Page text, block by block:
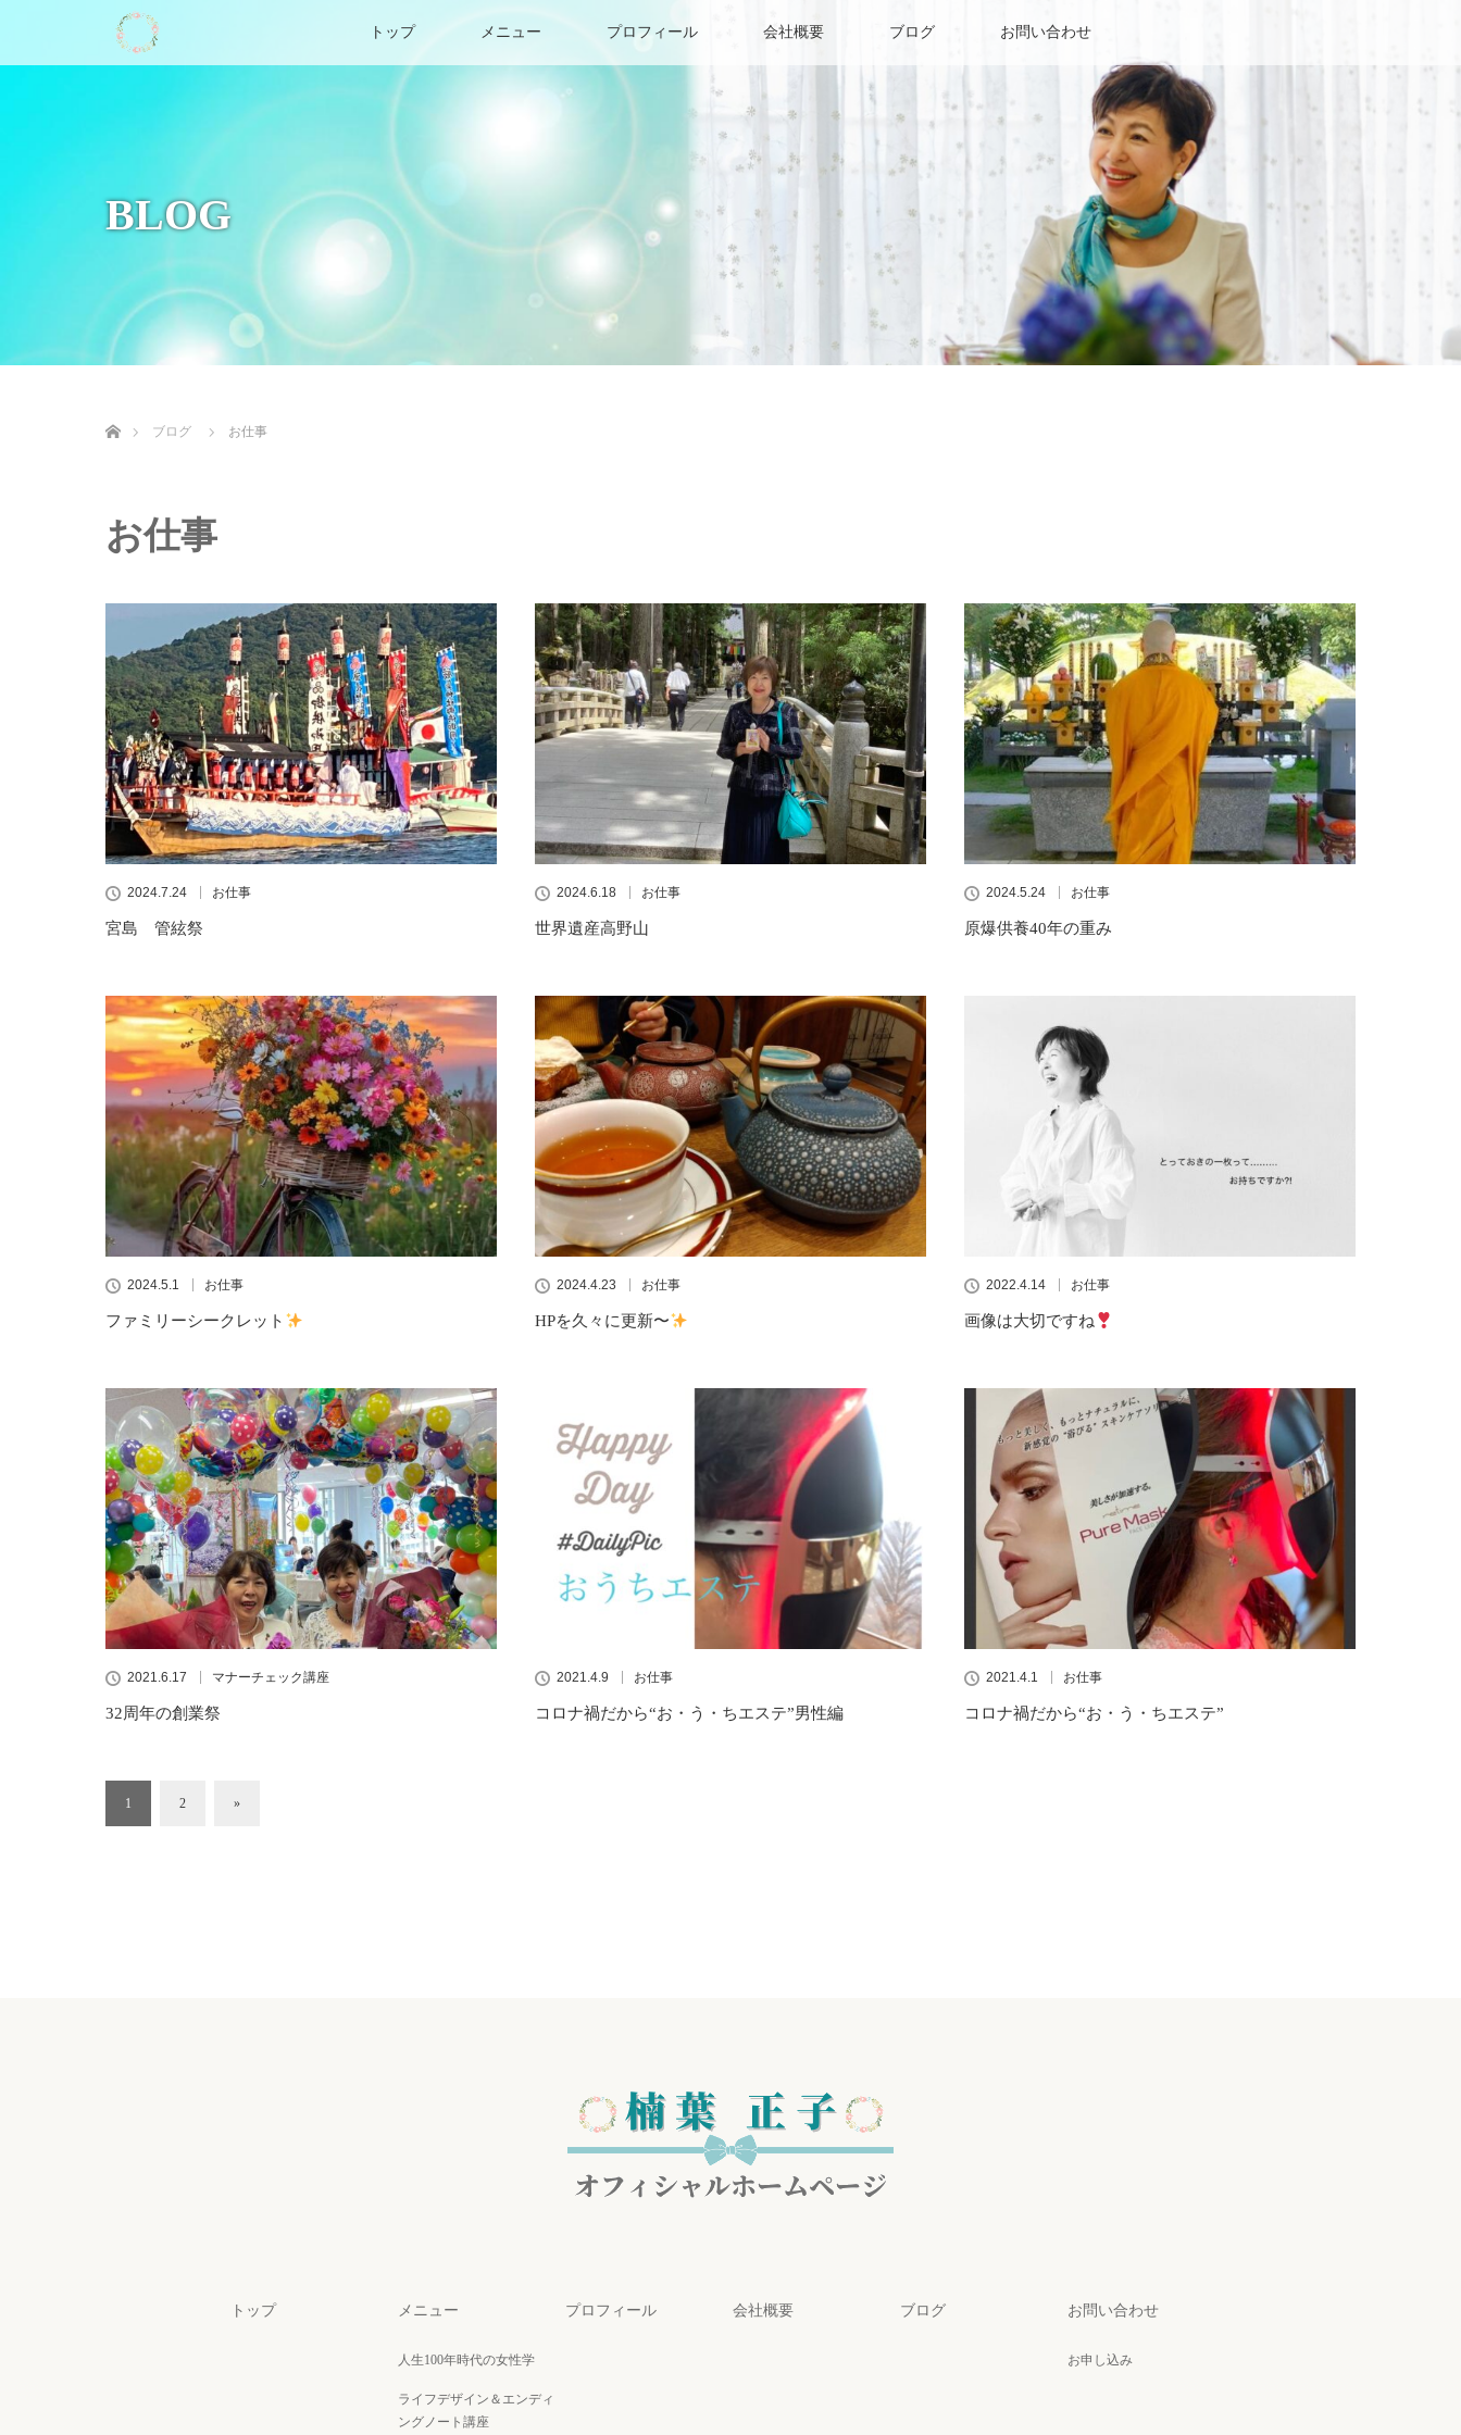
トップ メニュー プロフィール 会社概要 ブログ お問い合わせ
BLOG
ブログ
お仕事
お仕事
2024.7.24 お仕事
宮島 管絃祭
2024.6.18 お仕事
世界遺産高野山
2024.5.24 お仕事
原爆供養40年の重み
2024.5.1 お仕事
ファミリーシークレット
2024.4.23 お仕事
HPを久々に更新〜
2022.4.14 お仕事
画像は大切ですね
2021.6.17 マナーチェック講座
32周年の創業祭
2021.4.9 お仕事
コロナ禍だから“お・う・ちエステ”男性編
2021.4.1 お仕事
コロナ禍だから“お・う・ちエステ”
1 2 »
トップ メニュー
人生100年時代の女性学
ライフデザイン＆エンディ
ングノート講座
プロフィール 会社概要 ブログ お問い合わせ
お申し込み